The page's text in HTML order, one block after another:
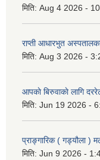
मिति: Aug 4 2026 -
राप्ती आधारभुत
मिति: Aug 3 2026 -
आपकाे बिरुवाकाे लागि
मिति: Jun 19 2026 -
प्राङ्गारिक ( गड्यौला )
मिति: Jun 9 2026 -